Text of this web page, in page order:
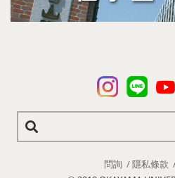
問詢 隱私條款